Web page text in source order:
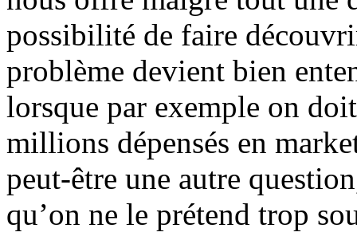
possibilité de faire
problème devient bien
lorsque par exemple on
millions dépensés en
peut-être une autre
qu’on ne le prétend trop